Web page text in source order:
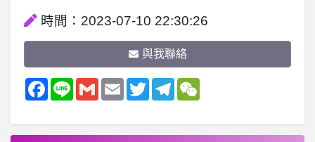
時間：2023-07-10 22:30:26
與我聯絡
Facebook
Line GmailEmail TwitterTelegramWeChat